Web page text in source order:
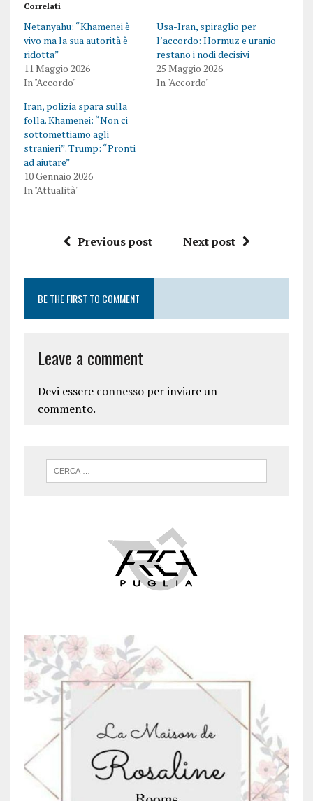
Correlati
Netanyahu: “Khamenei è
vivo ma la sua autorità è
ridotta”
11 Maggio 2026
In "Accordo"
Usa-Iran, spiraglio per
l’accordo: Hormuz e uranio
restano i nodi decisivi
25 Maggio 2026
In "Accordo"
Iran, polizia spara sulla
folla. Khamenei: “Non ci
sottomettiamo agli
stranieri”. Trump: “Pronti
ad aiutare”
10 Gennaio 2026
In "Attualità"
Previous post Next post
BE THE FIRST TO COMMENT
Leave a comment
Devi essere connessoper inviare un
commento.